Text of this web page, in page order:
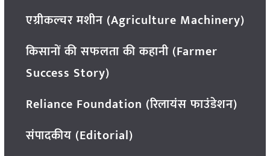
एग्रीकल्चर मशीन (Agriculture Machinery)
किसानों की सफलता की कहानी (Farmer
Success Story)
Reliance Foundation (रिलायंस फाउंडेशन)
संपादकीय (Editorial)